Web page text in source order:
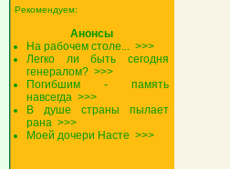
Рекомендуем:
Анонсы
На рабочем столе... >>>
Легко ли быть сегодня
генералом? >>>
Погибшим - память
навсегда >>>
В душе страны пылает
рана >>>
Моей дочери Насте >>>